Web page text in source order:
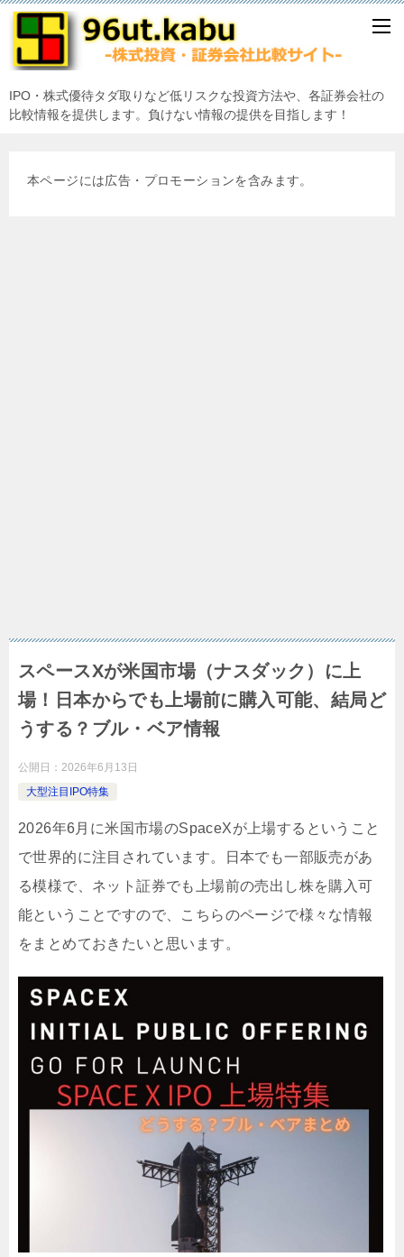
IPO・株式優待タダ取りなど低リスクな投資方法や、各証券会社の
比較情報を提供します。負けない情報の提供を目指します！
本ページには広告・プロモーションを含みます。
スペースXが米国市場（ナスダック）に上
場！日本からでも上場前に購入可能、結局ど
うする？ブル・ベア情報
公開日： 2026年6月13日
大型注目IPO特集
2026年6月に米国市場のSpaceXが上場するということ
で世界的に注目されています。日本でも一部販売があ
る模様で、ネット証券でも上場前の売出し株を購入可
能ということですので、こちらのページで様々な情報
をまとめておきたいと思います。